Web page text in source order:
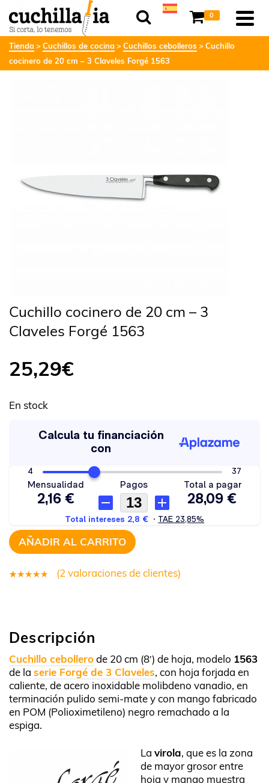
0
Tienda Cuchillos de cocina Cuchillos cebolleros
Cuchillo
cocinero de 20 cm – 3 Claveles Forgé 1563
Cuchillo cocinero de 20 cm – 3
Claveles Forgé 1563
25,29€
En stock
AÑADIR AL CARRITO
basado
de
clientes
(2 valoraciones de clientes)
Descripción
Cuchillo cebollerode 20 cm (8′) de hoja, modelo 1563
de la serie Forgé de 3 Claveles, con hoja forjada en
caliente, de acero inoxidable molibdeno vanadio, en
terminación pulido semi-mate y con mango fabricado
en POM (Polioximetileno) negro remachado a la
espiga.
La virola, que es la zona
de mayor grosor entre
hoja y mango muestra